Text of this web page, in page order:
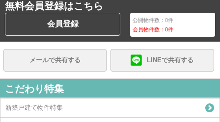
無料会員登録はこちら
会員登録 公開物件数：0件
会員物件数：0件
メールで共有する LINEで共有する
こだわり特集
新築戸建て物件特集